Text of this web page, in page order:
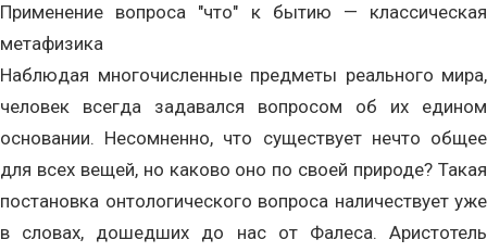
Применение вопроса "что" к бытию — классическая
метафизика
Наблюдая многочисленные предметы реального мира,
человек всегда задавался вопросом об их едином
основании. Несомненно, что существует нечто общее
для всех вещей, но каково оно по своей природе? Такая
постановка онтологического вопроса наличествует уже
в словах, дошедших до нас от Фалеса. Аристотель